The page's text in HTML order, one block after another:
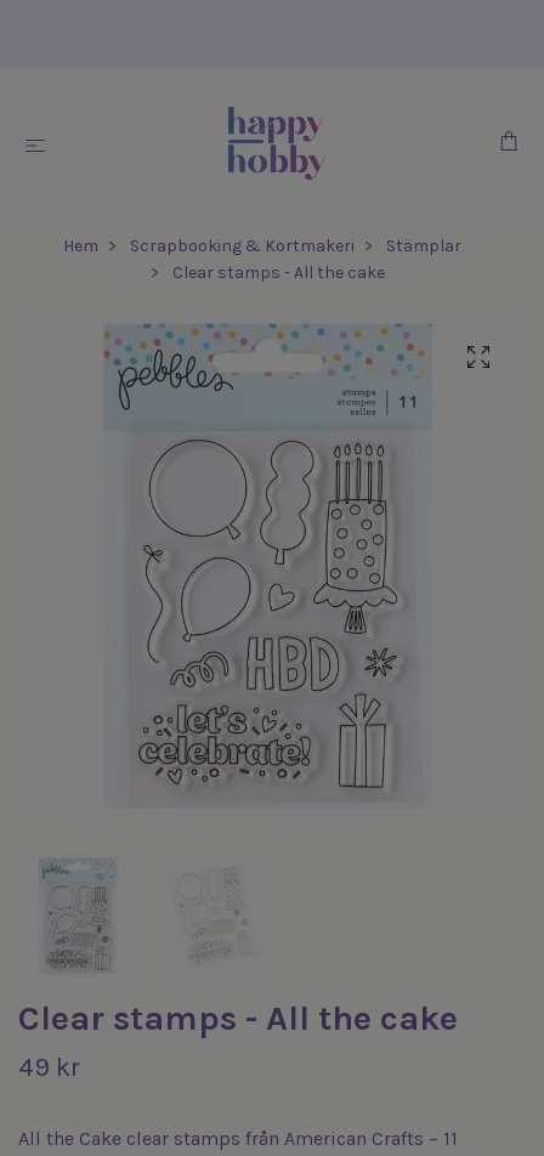
Hem Scrapbooking & Kortmakeri
Stämplar
Clear stamps - All the cake
Clear stamps - All the cake
49 kr
All the Cake clear stamps från American Crafts – 11